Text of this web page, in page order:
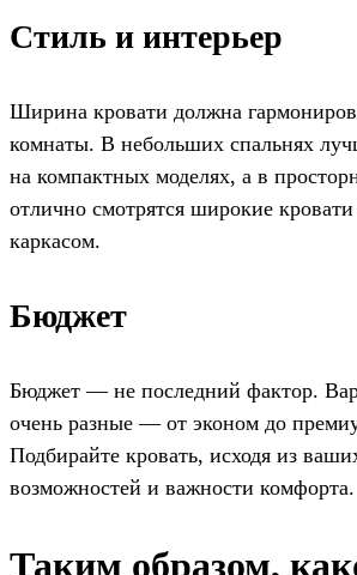
Стиль и интерьер
Ширина кровати должна
комнаты. В небольших спальнях
на компактных моделях, а в
отлично смотрятся широкие
каркасом.
Бюджет
Бюджет — не последний фактор.
очень разные — от эконом до
Подбирайте кровать, исходя из
возможностей и важности комфорта.
Таким образом,